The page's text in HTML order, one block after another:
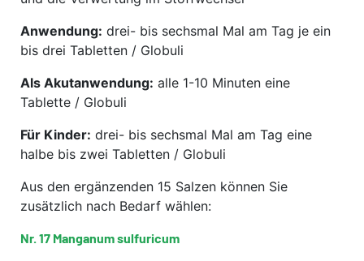
Anwendung: drei- bis sechsmal Mal am Tag je ein
bis drei Tabletten / Globuli
Als Akutanwendung: alle 1-10 Minuten eine
Tablette / Globuli
Für Kinder: drei- bis sechsmal Mal am Tag eine
halbe bis zwei Tabletten / Globuli
Aus den ergänzenden 15 Salzen können Sie
zusätzlich nach Bedarf wählen:
Nr. 17 Manganum sulfuricum